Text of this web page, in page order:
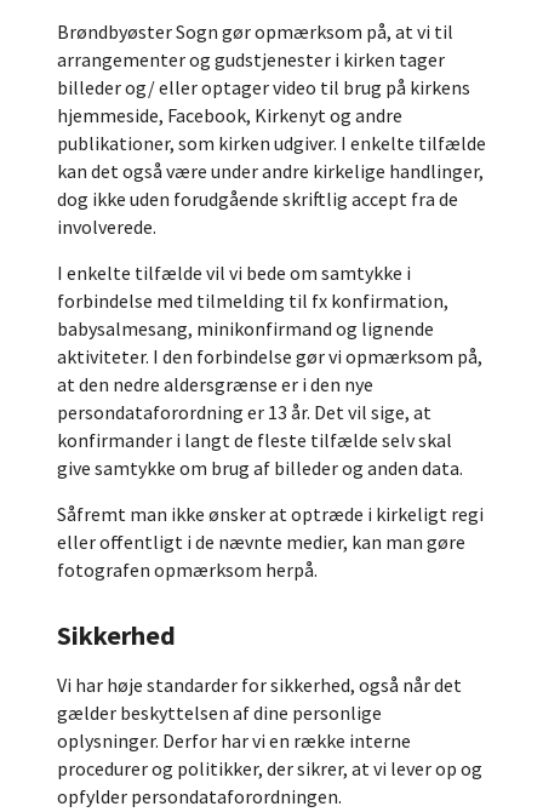
Brøndbyøster Sogn gør opmærksom på, at vi til
arrangementer og gudstjenester i kirken tager
billeder og/ eller optager video til brug på kirkens
hjemmeside, Facebook, Kirkenyt og andre
publikationer, som kirken udgiver. I enkelte tilfælde
kan det også være under andre kirkelige handlinger,
dog ikke uden forudgående skriftlig accept fra de
involverede.
I enkelte tilfælde vil vi bede om samtykke i
forbindelse med tilmelding til fx konfirmation,
babysalmesang, minikonfirmand og lignende
aktiviteter. I den forbindelse gør vi opmærksom på,
at den nedre aldersgrænse er i den nye
persondataforordning er 13 år. Det vil sige, at
konfirmander i langt de fleste tilfælde selv skal
give samtykke om brug af billeder og anden data.
Såfremt man ikke ønsker at optræde i kirkeligt regi
eller offentligt i de nævnte medier, kan man gøre
fotografen opmærksom herpå.
Sikkerhed
Vi har høje standarder for sikkerhed, også når det
gælder beskyttelsen af dine personlige
oplysninger. Derfor har vi en række interne
procedurer og politikker, der sikrer, at vi lever op og
opfylder persondataforordningen.